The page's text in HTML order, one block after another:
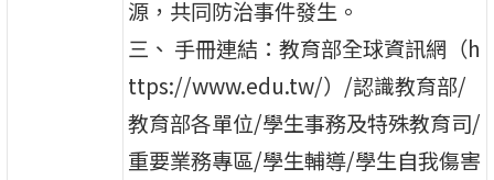
源，共同防治事件發生。
三、 手冊連結：教育部全球資訊網（h
ttps://www.edu.tw/）/認識教育部/
教育部各單位/學生事務及特殊教育司/
重要業務專區/學生輔導/學生自我傷害